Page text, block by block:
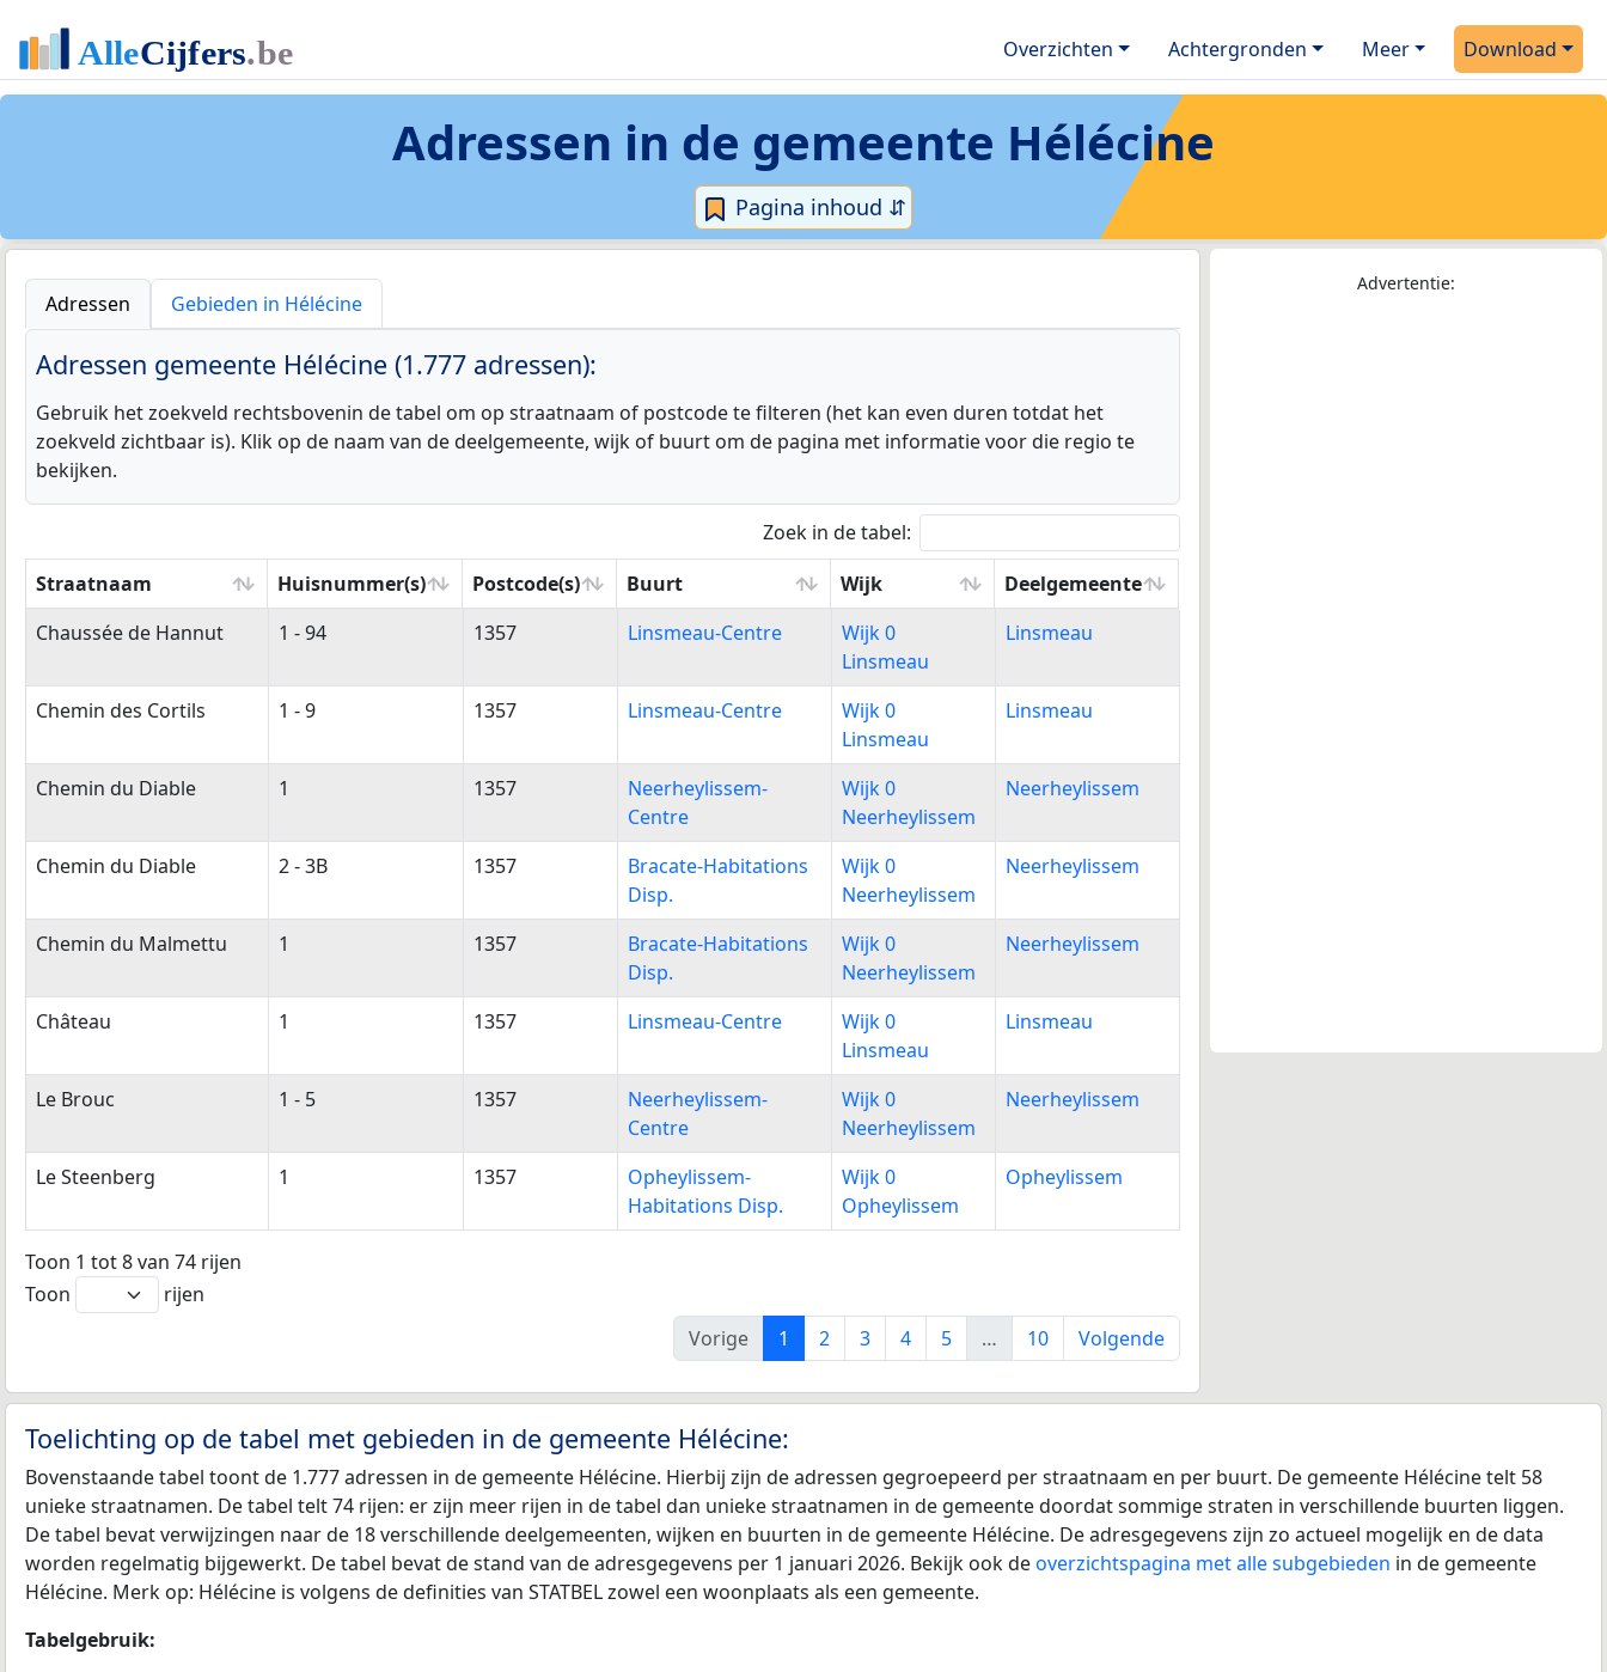
Overzichten Achtergronden Meer Download
Adressen in de gemeente Hélécine
Pagina inhoud ⇵
Adressen Gebieden in Hélécine
Adressen gemeente Hélécine (1.777 adressen):
Gebruik het zoekveld rechtsbovenin de tabel om op straatnaam of postcode te filteren (het kan even duren totdat het
zoekveld zichtbaar is). Klik op de naam van de deelgemeente, wijk of buurt om de pagina met informatie voor die regio te
bekijken.
Zoek in de tabel:
Straatnaam
Huisnummer(s) Postcode(s) Buurt Wijk
Deelgemeente
Straatnaam
Huisnummer(s) Postcode(s) Buurt Wijk Deelgemeente
Chaussée de Hannut 1 - 94 1357 Linsmeau-Centre
Wijk 0
Linsmeau
Linsmeau
Chemin des Cortils 1 - 9 1357 Linsmeau-Centre
Wijk 0
Linsmeau
Linsmeau
Chemin du Diable 1 1357
Neerheylissem-
Centre
Wijk 0
Neerheylissem
Neerheylissem
Chemin du Diable 2 - 3B 1357
Bracate-Habitations
Disp.
Wijk 0
Neerheylissem
Neerheylissem
Chemin du Malmettu 1 1357
Bracate-Habitations
Disp.
Wijk 0
Neerheylissem
Neerheylissem
Château 1 1357 Linsmeau-Centre
Wijk 0
Linsmeau
Linsmeau
Le Brouc 1 - 5 1357
Neerheylissem-
Centre
Wijk 0
Neerheylissem
Neerheylissem
Le Steenberg 1 1357
Opheylissem-
Habitations Disp.
Wijk 0
Opheylissem
Opheylissem
Toon 1 tot 8 van 74 rijen
Toon
rijen
Vorige
1 2 3 4 5 … 10 Volgende
Advertentie:
Toelichting op de tabel met gebieden in de gemeente Hélécine:
Bovenstaande tabel toont de 1.777 adressen in de gemeente Hélécine. Hierbij zijn de adressen gegroepeerd per straatnaam en per buurt. De gemeente Hélécine telt 58
unieke straatnamen. De tabel telt 74 rijen: er zijn meer rijen in de tabel dan unieke straatnamen in de gemeente doordat sommige straten in verschillende buurten liggen.
De tabel bevat verwijzingen naar de 18 verschillende deelgemeenten, wijken en buurten in de gemeente Hélécine. De adresgegevens zijn zo actueel mogelijk en de data
worden regelmatig bijgewerkt. De tabel bevat de stand van de adresgegevens per 1 januari 2026. Bekijk ook deoverzichtspagina met alle subgebieden in de gemeente
Hélécine. Merk op: Hélécine is volgens de definities van STATBEL zowel een woonplaats als een gemeente.
Tabelgebruik: